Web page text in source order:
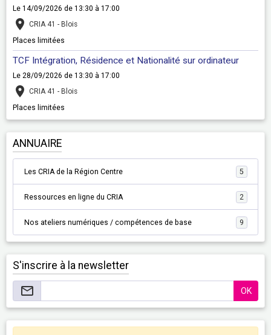
Le 14/09/2026 de 13:30 à 17:00
CRIA 41 - Blois
Places limitées
TCF Intégration, Résidence et Nationalité sur ordinateur
Le 28/09/2026 de 13:30 à 17:00
CRIA 41 - Blois
Places limitées
ANNUAIRE
Les CRIA de la Région Centre 5
Ressources en ligne du CRIA 2
Nos ateliers numériques / compétences de base 9
S'inscrire à la newsletter
OK